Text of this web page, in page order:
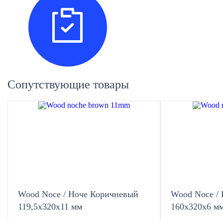
Сопутствующие товары
Wood Noce / Ноче Коричневый
119,5x320х11 мм
Wood Noce /
160x320х6